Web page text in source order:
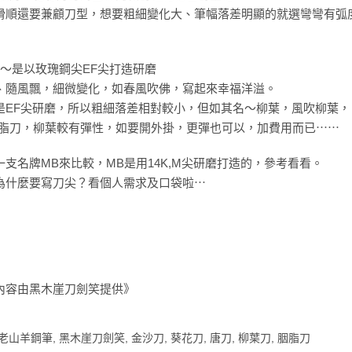
順還要兼顧刀型，想要粗細變化大、筆幅落差明顯的就選彎彎有弧
是以玫瑰鋼尖EF尖打造研磨
隨風飄，細微變化，如春風吹佛，寫起來幸福洋溢。
EF尖研磨，所以粗細落差相對較小，但如其名～柳葉，風吹柳葉，
刀，柳葉較有彈性，如要開外掛，更彈也可以，加費用而已⋯⋯
支名牌MB來比較，MB是用14K,M尖研磨打造的，參考看看。
什麼要寫刀尖？看個人需求及口袋啦⋯
容由黑木崖刀劍笑提供》
山羊鋼筆, 黑木崖刀劍笑, 金沙刀 葵花刀 唐刀 柳葉刀 胭脂刀